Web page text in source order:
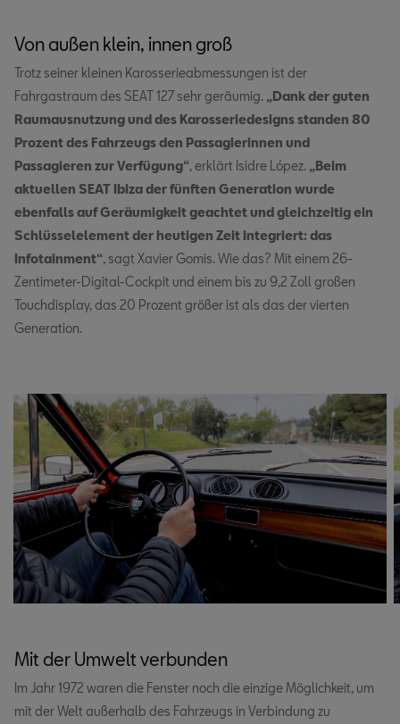
Von außen klein, innen groß
Trotz seiner kleinen Karosserieabmessungen ist der
Fahrgastraum des SEAT 127 sehr geräumig. „Dank der guten
Raumausnutzung und des Karosseriedesigns standen 80
Prozent des Fahrzeugs den Passagierinnen und
Passagieren zur Verfügung“, erklärt Isidre López. „Beim
aktuellen SEAT Ibiza der fünften Generation wurde
ebenfalls auf Geräumigkeit geachtet und gleichzeitig ein
Schlüsselelement der heutigen Zeit integriert: das
Infotainment“, sagt Xavier Gomis. Wie das? Mit einem 26-
Zentimeter-Digital-Cockpit und einem bis zu 9,2 Zoll großen
Touchdisplay, das 20 Prozent größer ist als das der vierten
Generation.
Mit der Umwelt verbunden
Im Jahr 1972 waren die Fenster noch die einzige Möglichkeit, um
mit der Welt außerhalb des Fahrzeugs in Verbindung zu